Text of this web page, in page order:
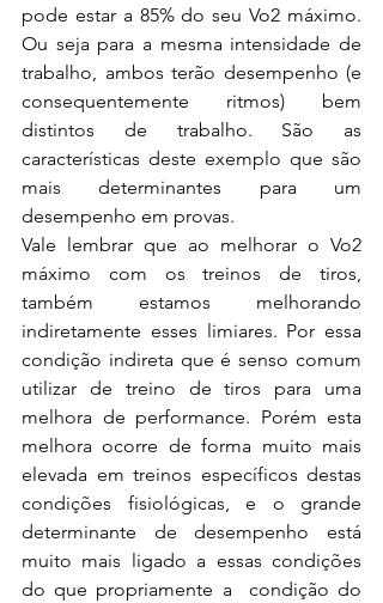
pode estar a 85% do seu Vo2 máximo.
Ou seja para a mesma intensidade de
trabalho, ambos terão desempenho (e
consequentemente ritmos) bem
distintos de trabalho. São as
características deste exemplo que são
mais determinantes para um
desempenho em provas.
Vale lembrar que ao melhorar o Vo2
máximo com os treinos de tiros,
também estamos melhorando
indiretamente esses limiares. Por essa
condição indireta que é senso comum
utilizar de treino de tiros para uma
melhora de performance. Porém esta
melhora ocorre de forma muito mais
elevada em treinos específicos destas
condições fisiológicas, e o grande
determinante de desempenho está
muito mais ligado a essas condições
do que propriamente a  condição do